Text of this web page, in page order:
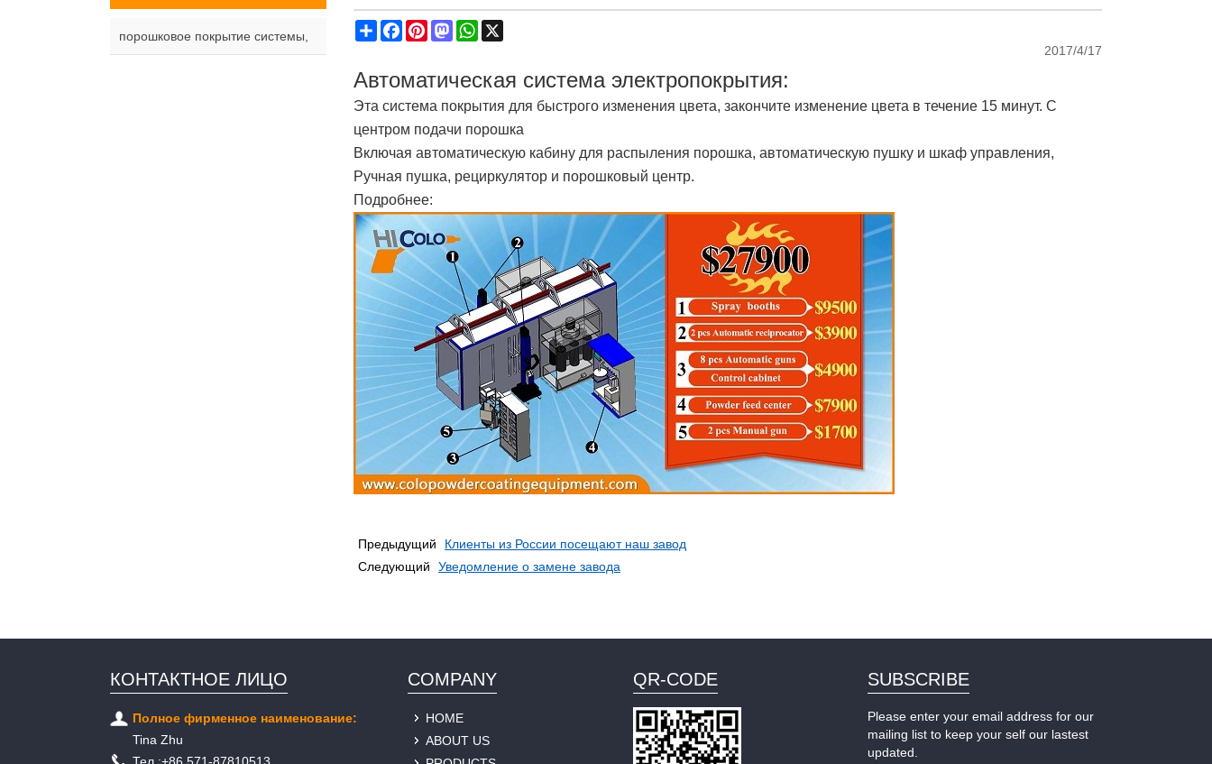
порошковое покрытие системы,
ShareFacebookPinterestMastodonWhatsApp
2017/4/17
Автоматическая система электропокрытия:
Эта система покрытия для быстрого изменения цвета, закончите изменение цвета в течение 15 минут. С
центром подачи порошка
Включая автоматическую кабину для распыления порошка, автоматическую пушку и шкаф управления,
Ручная пушка, рециркулятор и порошковый центр.
Подробнее:
Предыдущий
Клиенты из России посещают наш завод
Следующий
Уведомление о замене завода
КОНТАКТНОЕ ЛИЦО
Полное фирменное наименование:
Tina Zhu
COMPANY
HOME
ABOUT US
QR-CODE SUBSCRIBE
Please enter your email address for our
mailing list to keep your self our lastest
updated.